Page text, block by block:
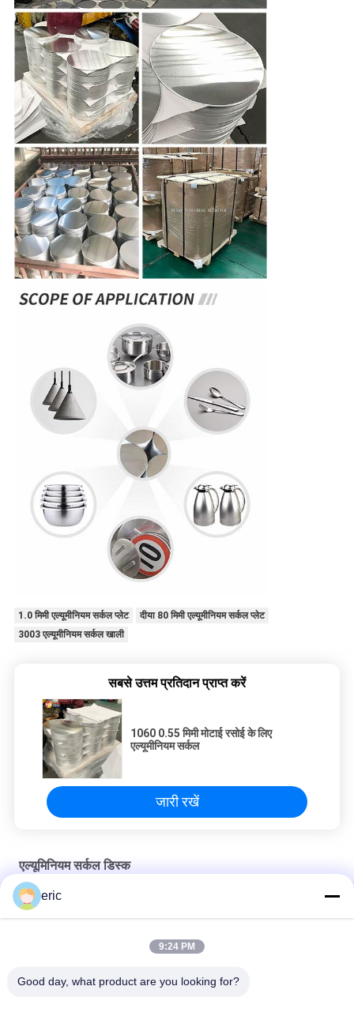
1.0 मिमी एल्यूमीनियम सर्कल प्लेट
दीया 80 मिमी एल्यूमीनियम सर्कल प्लेट
3003 एल्यूमीनियम सर्कल खाली
सबसे उत्तम प्रतिदान प्राप्त करें
1060 0.55 मिमी मोटाई रसोई के लिए
एल्यूमीनियम सर्कल
जारी रखें
एल्यूमिनियम सर्कल डिस्क
कुकवेयर पॉट के लिए 1100 1050 6061 T6 नॉन स्टिक एल्युमिनियम सर्कल प्लेट
eric
9:24 PM
Good day, what product are you looking for?